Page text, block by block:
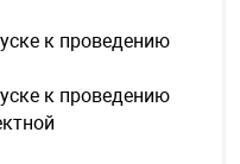
к проведению
к проведению